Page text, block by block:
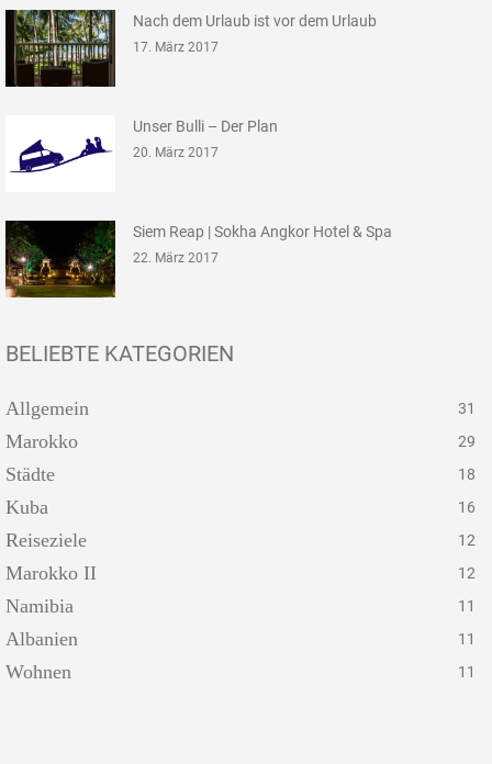
Nach dem Urlaub ist vor dem Urlaub
17. März 2017
Unser Bulli – Der Plan
20. März 2017
Siem Reap | Sokha Angkor Hotel & Spa
22. März 2017
BELIEBTE KATEGORIEN
Allgemein 31
Marokko 29
Städte 18
Kuba 16
Reiseziele 12
Marokko II 12
Namibia 11
Albanien 11
Wohnen 11